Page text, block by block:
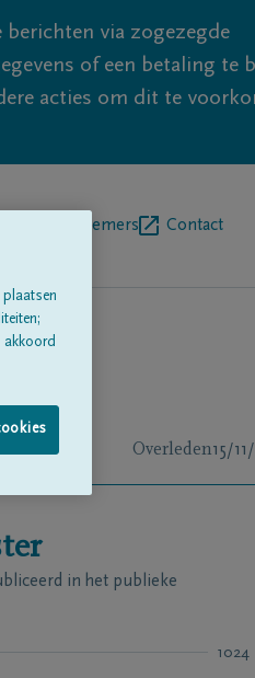
via zogezegde
of een betaling te
acties om dit te
Contact
Overleden15/
in het publieke
1024
akkoord